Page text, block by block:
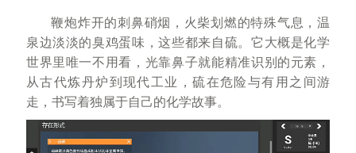
鞭炮炸开的刺鼻硝烟，火柴划燃的特殊气息，温
泉边淡淡的臭鸡蛋味，这些都来自硫。它大概是化学
世界里唯一不用看，光靠鼻子就能精准识别的元素，
从古代炼丹炉到现代工业，硫在危险与有用之间游
走，书写着独属于自己的化学故事。